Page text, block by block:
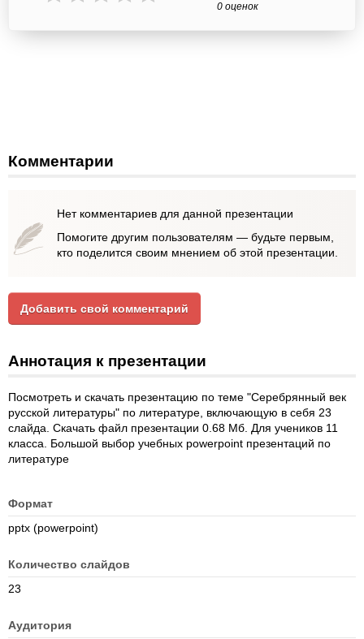
0 оценок
Комментарии
Нет комментариев для данной презентации
Помогите другим пользователям — будьте первым,
кто поделится своим мнением об этой презентации.
Добавить свой комментарий
Аннотация к презентации
Посмотреть и скачать презентацию по теме "Серебрянный век
русской литературы" по литературе, включающую в себя 23
слайда. Скачать файл презентации 0.68 Мб. Для учеников 11
класса. Большой выбор учебных powerpoint презентаций по
литературе
Формат
pptx (powerpoint)
Количество слайдов
23
Аудитория